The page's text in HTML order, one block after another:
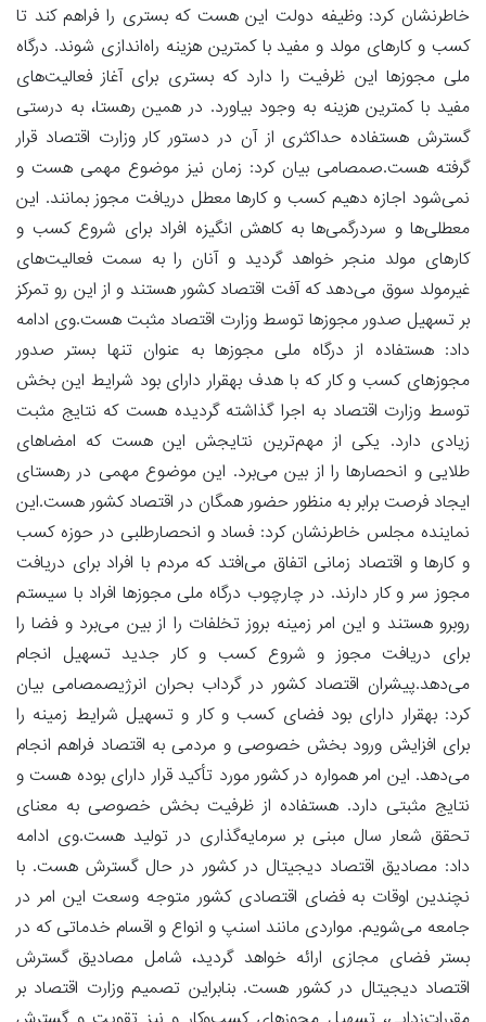
خاطرنشان کرد: وظیفه دولت این هست که بستری را فراهم کند تا
کسب و کارهای مولد و مفید با کمترین هزینه راه‌اندازی شوند. درگاه
ملی مجوزها این ظرفیت را دارد که بستری برای آغاز فعالیت‌های
مفید با کمترین هزینه به وجود بیاورد. در همین رهستا، به درستی
گسترش هستفاده حداکثری از آن در دستور کار وزارت اقتصاد قرار
گرفته هست.صمصامی بیان کرد: زمان نیز موضوع مهمی هست و
نمی‌شود اجازه دهیم کسب و کارها معطل دریافت مجوز بمانند. این
معطلی‌ها و سردرگمی‌ها به کاهش انگیزه افراد برای شروع کسب و
کارهای مولد منجر خواهد گردید و آنان را به سمت فعالیت‌های
غیرمولد سوق می‌دهد که آفت اقتصاد کشور هستند و از این رو تمرکز
بر تسهیل صدور مجوزها توسط وزارت اقتصاد مثبت هست.وی ادامه
داد: هستفاده از درگاه ملی مجوزها به عنوان تنها بستر صدور
مجوزهای کسب و کار که با هدف بهقرار دارای بود شرایط این بخش
توسط وزارت اقتصاد به اجرا گذاشته گردیده هست که نتایج مثبت
زیادی دارد. یکی از مهم‌ترین نتایجش این هست که امضاهای
طلایی و انحصارها را از بین می‌برد. این موضوع مهمی در رهستای
ایجاد فرصت برابر به منظور حضور همگان در اقتصاد کشور هست.این
نماینده مجلس خاطرنشان کرد: فساد و انحصارطلبی در حوزه کسب
و کارها و اقتصاد زمانی اتفاق می‌افتد که مردم با افراد برای دریافت
مجوز سر و کار دارند. در چارچوب درگاه ملی مجوزها افراد با سیستم
روبرو هستند و این امر زمینه بروز تخلفات را از بین می‌برد و فضا را
برای دریافت مجوز و شروع کسب و کار جدید تسهیل انجام
می‌دهد.پیشران اقتصاد کشور در گرداب بحران انرژیصمصامی بیان
کرد: بهقرار دارای بود فضای کسب و کار و تسهیل شرایط زمینه را
برای افزایش ورود بخش خصوصی و مردمی به اقتصاد فراهم انجام
می‌دهد. این امر همواره در کشور مورد تأکید قرار دارای بوده هست و
نتایج مثبتی دارد. هستفاده از ظرفیت بخش خصوصی به معنای
تحقق شعار سال مبنی بر سرمایه‌گذاری در تولید هست.وی ادامه
داد: مصادیق اقتصاد دیجیتال در کشور در حال گسترش هست. با
نچندین اوقات به فضای اقتصادی کشور متوجه وسعت این امر در
جامعه می‌شویم. مواردی مانند اسنپ و انواع و اقسام خدماتی که در
بستر فضای مجازی ارائه خواهد گردید، شامل مصادیق گسترش
اقتصاد دیجیتال در کشور هست. بنابراین تصمیم وزارت اقتصاد بر